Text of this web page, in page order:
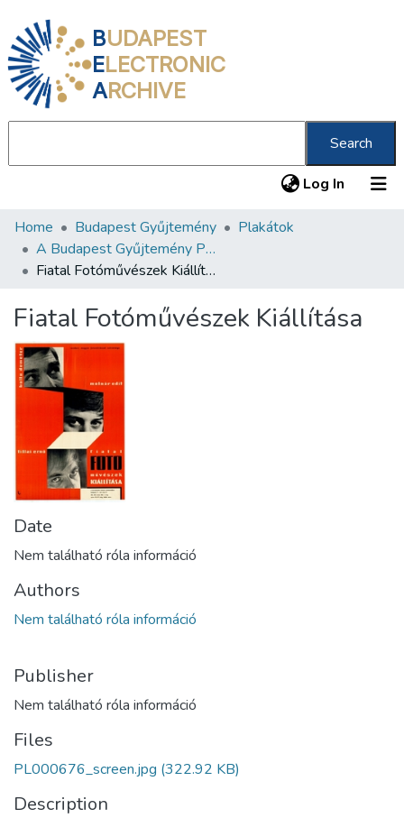
BUDAPEST
ELECTRONIC
ARCHIVE
Search
Log In (current)
Communities & Collections
All of DSpace
Home Budapest Gyűjtemény
Plakátok
A Budapest Gyűjtemény Plakáttárának plakátjai
Fiatal Fotóművészek Kiállítása
Fiatal Fotóművészek Kiállítása
Date
Nem található róla információ
Authors
Nem található róla információ
Publisher
Nem található róla információ
Files
PL000676_screen.jpg (322.92 KB)
Description